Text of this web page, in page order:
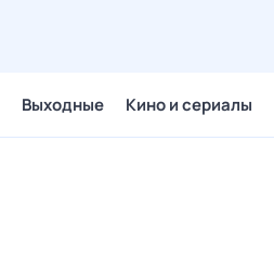
Выходные Кино и сериалы